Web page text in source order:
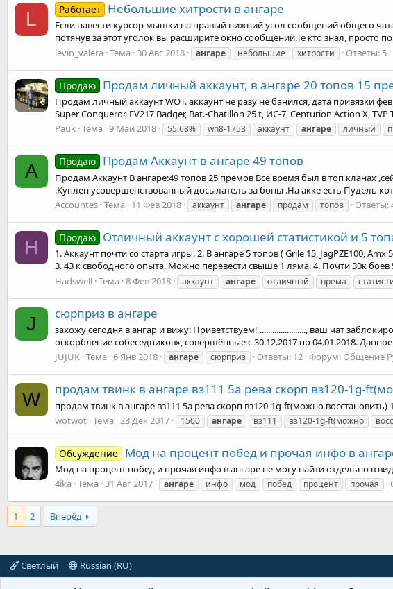
L Работает Небольшие хитрости в ангаре
Если навести курсор мышки на правый нижний угол сообщений общего
потянув за этот уголок вы расширите окно сообщений.Те кто знал, просто
levin_valera Тема 30 Авг 2018 ангаре небольшие хитрости Ответы: 5
Продаю Продам личный аккаунт, в ангаре 20 топов 15
Продам личный аккаунт WOT. аккаунт не разу не банился, дата привязки
Super Conqueror, FV217 Badger, Bat.-Chatillon 25 t, ИС-7, Centurion Action X, TVP
Pauk Тема 9 Май 2018 55.68% wn8-1753 аккаунт ангаре личный
A Продаю Продам Аккаунт в ангаре 49 топов
Продам Аккаунт В ангаре:49 топов 25 премов Все время был в топ кланах
.Куплен усовершенствованный досылатель за боны .На акке есть Пудель
Accountes Тема 11 Фев 2018 аккаунт ангаре продам топов Ответы:
H Продаю Отличный аккаунт с хорошей статистикой и 5
1. Аккаунт почти со старта игры. 2. В ангаре 5 топов ( Grile 15, JagPZE100,
3. 43 к свободного опыта. Можно перевести свыше 1 ляма. 4. Почти 30к боев
Hadswell Тема 8 Фев 2018 аккаунт ангаре отличный према
J сюрприз в ангаре
захожу сегодня в ангар и вижу: Приветствуем! ......................, ваш чат
оскорбление собеседников», совершённые с 30.12.2017 по 04.01.2018.
JUJUK Тема 6 Янв 2018 ангаре сюрприз Ответы: 12 Форум: Общение
W продам твинк в ангаре вз111 5а рева скорп вз120-1g-
продам твинк в ангаре вз111 5а рева скорп вз120-1g-ft(можно
wotwot Тема 23 Дек 2017 1500 ангаре вз111 вз120-1g-ft(можно
Обсуждение Мод на процент побед и прочая инфо в
Мод на процент побед и прочая инфо в ангаре не могу найти отдельно в
4ika Тема 31 Авг 2017 ангаре инфо мод побед процент прочая
1 2 Вперёд
Светлый Russian (RU)